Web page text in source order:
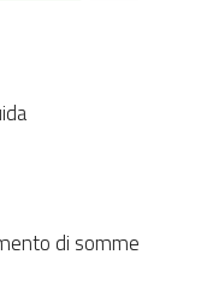
di somme